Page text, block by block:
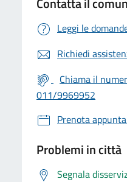
Leggi le
Richiedi
Chiama il
011/9969952
Prenota
Problemi in città
Segnala